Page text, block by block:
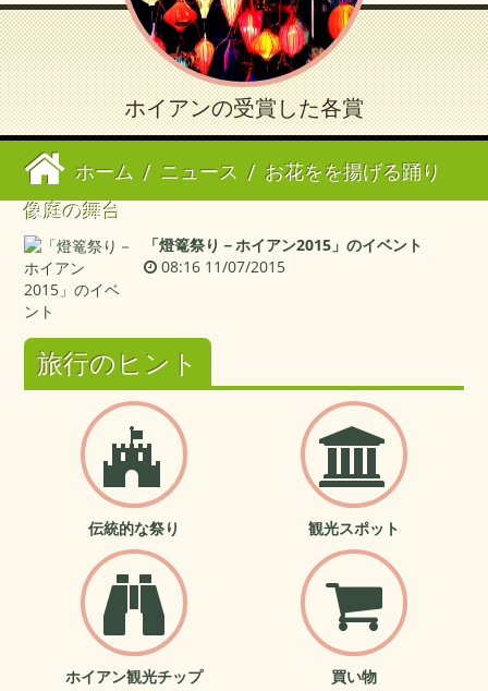
ホイアンの受賞した各賞
ホーム / ニュース / お花をを揚げる踊り
像庭の舞台
「燈篭祭り－ホイアン2015」のイベント
08:16 11/07/2015
旅行のヒント
伝統的な祭り 観光スポット
ホイアン観光チップ 買い物